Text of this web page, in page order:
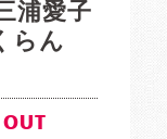
浦愛子
らん